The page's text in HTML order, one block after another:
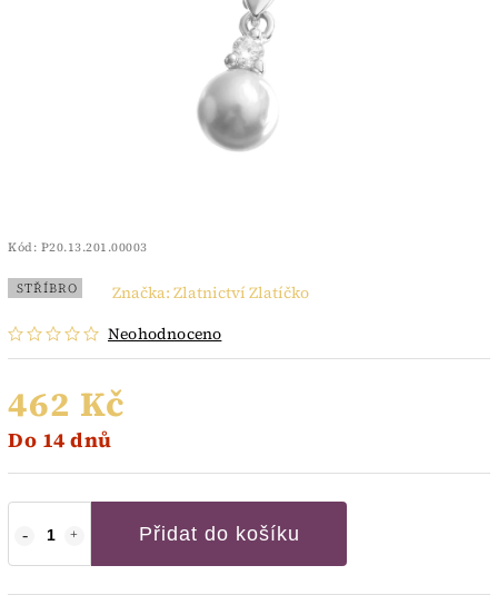
Kód: P20.13.201.00003
STŘÍBRO
Neohodnoceno
Značka: Zlatnictví Zlatíčko
462 Kč
Do 14 dnů
Přidat do košíku